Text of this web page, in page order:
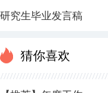
研究生毕业发言稿
猜你喜欢